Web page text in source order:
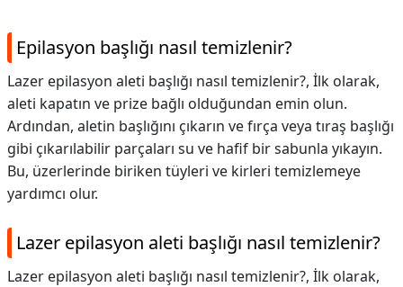
Epilasyon başlığı nasıl temizlenir?
Lazer epilasyon aleti başlığı nasıl temizlenir?, İlk olarak,
aleti kapatın ve prize bağlı olduğundan emin olun.
Ardından, aletin başlığını çıkarın ve fırça veya tıraş başlığı
gibi çıkarılabilir parçaları su ve hafif bir sabunla yıkayın.
Bu, üzerlerinde biriken tüyleri ve kirleri temizlemeye
yardımcı olur.
Lazer epilasyon aleti başlığı nasıl temizlenir?
Lazer epilasyon aleti başlığı nasıl temizlenir?, İlk olarak,